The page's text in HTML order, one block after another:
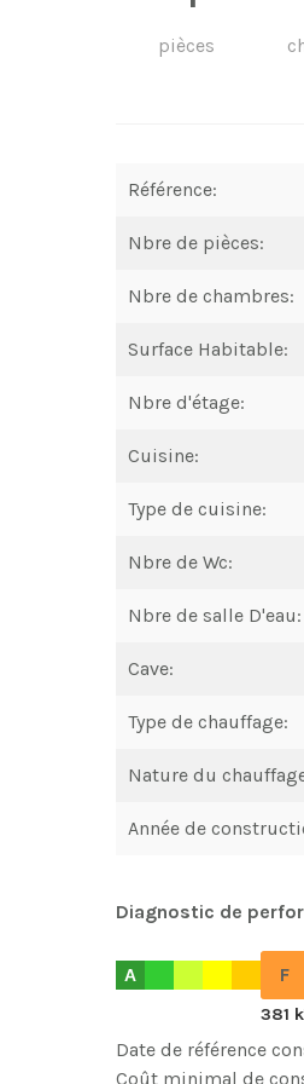
pièces
Référence:
Nbre de pièces:
Nbre de chambres:
Surface Habitable:
Nbre d'étage:
Cuisine:
Type de cuisine:
Nbre de Wc:
Nbre de salle D'eau:
Cave:
Type de chauffage:
Nature du
Année de
Diagnostic de
A F
381
Date de référence
Coût minimal de